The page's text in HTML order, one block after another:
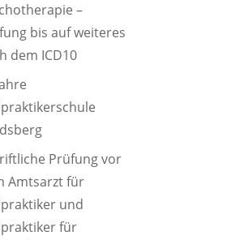
–
bis auf weiteres
dem ICD10
Prüfung vor
Amtsarzt für
und
für